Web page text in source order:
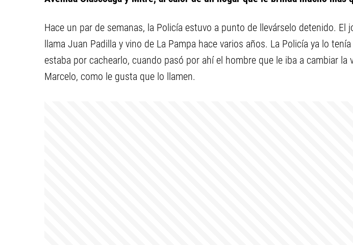
Hace un par de semanas, la Policía estuvo a punto de llevárselo detenido. El
llama Juan Padilla y vino de La Pampa hace varios años. La Policía ya lo
estaba por cachearlo, cuando pasó por ahí el hombre que le iba a cambiar la
Marcelo, como le gusta que lo llamen.